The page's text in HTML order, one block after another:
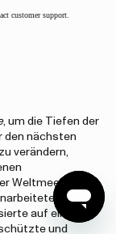
customer support.
, um die Tiefen der
den nächsten
verändern,
Weltmeere und
Die
auf einer
und